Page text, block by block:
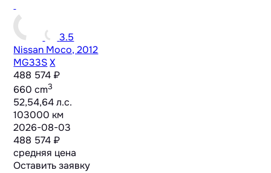
3.5
Nissan Moco, 2012
MG33S X
488 574 ₽
660 cm3
52,54,64 л.с.
103000 км
2026-08-03
488 574 ₽
средняя цена
Оставить заявку